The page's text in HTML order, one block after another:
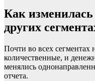
Как
других
Почти во всех
количественные, и
менялись
отчета.